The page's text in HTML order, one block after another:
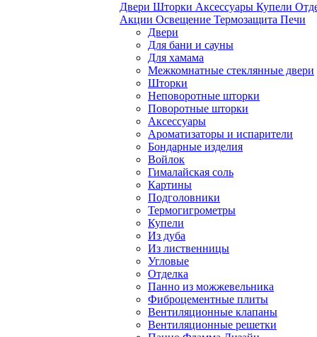
Двери Шторки Аксессуары Купели
Акции Освещение Термозащита Печи
Двери
Для бани и сауны
Для хамама
Межкомнатные стеклянные двери
Шторки
Неповоротные шторки
Поворотные шторки
Аксессуары
Ароматизаторы и испарители
Бондарные изделия
Войлок
Гималайская соль
Картины
Подголовники
Термогигрометры
Купели
Из дуба
Из лиственницы
Угловые
Отделка
Панно из можжевельника
Фиброцементные плиты
Вентиляционные клапаны
Вентиляционные решетки